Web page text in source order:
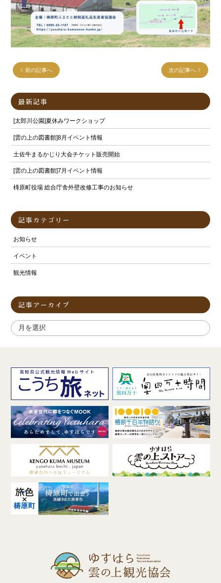
前の記事へ 次の記事へ
最新記事
[太郎川公園]夏休みワークショップ
[雲の上の図書館]8月イベント情報
土佐牛まるかじり大会チケット販売開始
[雲の上の図書館]7月イベント情報
梼原町役場 総合庁舎外壁改修工事のお知らせ
記事カテゴリー
お知らせ
イベント
観光情報
記事アーカイブ
ア
ー